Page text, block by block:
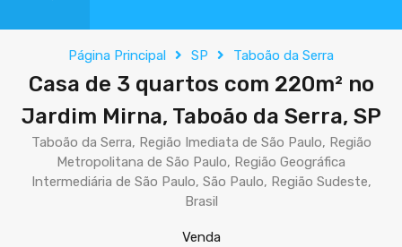
Página Principal SP Taboão da Serra
Casa de 3 quartos com 220m² no
Jardim Mirna, Taboão da Serra, SP
Taboão da Serra, Região Imediata de São Paulo, Região
Metropolitana de São Paulo, Região Geográfica
Intermediária de São Paulo, São Paulo, Região Sudeste,
Brasil
Venda